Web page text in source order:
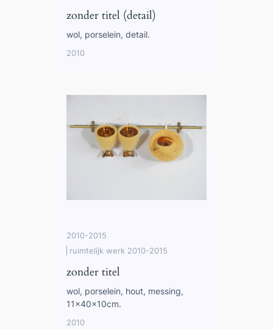
zonder titel (detail)
wol, porselein, detail.
2010
2010-2015
ruimtelijk werk 2010-2015
zonder titel
wol, porselein, hout, messing,
11x40x10cm.
2010